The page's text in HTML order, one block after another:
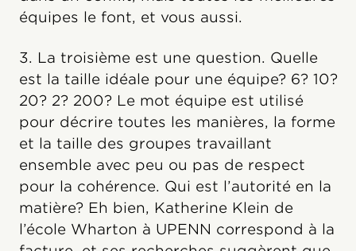
équipes le font, et vous aussi.
3. La troisième est une question. Quelle
est la taille idéale pour une équipe? 6? 10?
20? 2? 200? Le mot équipe est utilisé
pour décrire toutes les manières, la forme
et la taille des groupes travaillant
ensemble avec peu ou pas de respect
pour la cohérence. Qui est l’autorité en la
matière? Eh bien, Katherine Klein de
l’école Wharton à UPENN correspond à la